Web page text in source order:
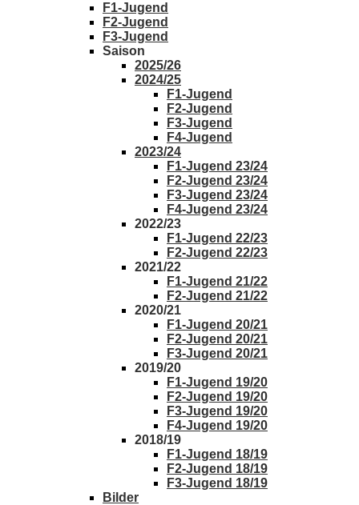
F1-Jugend
F2-Jugend
F3-Jugend
Saison
2025/26
2024/25
F1-Jugend
F2-Jugend
F3-Jugend
F4-Jugend
2023/24
F1-Jugend 23/24
F2-Jugend 23/24
F3-Jugend 23/24
F4-Jugend 23/24
2022/23
F1-Jugend 22/23
F2-Jugend 22/23
2021/22
F1-Jugend 21/22
F2-Jugend 21/22
2020/21
F1-Jugend 20/21
F2-Jugend 20/21
F3-Jugend 20/21
2019/20
F1-Jugend 19/20
F2-Jugend 19/20
F3-Jugend 19/20
F4-Jugend 19/20
2018/19
F1-Jugend 18/19
F2-Jugend 18/19
F3-Jugend 18/19
Bilder